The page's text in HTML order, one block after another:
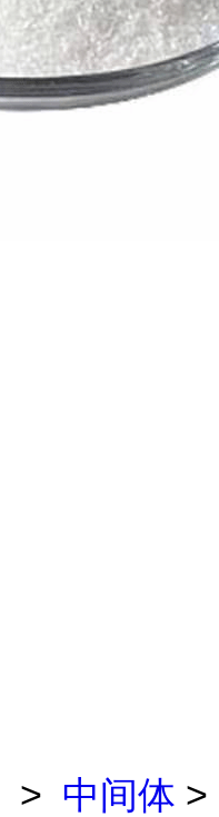
> 中间体 >